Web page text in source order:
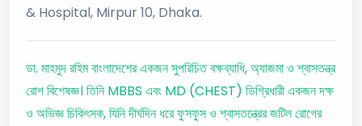
& Hospital, Mirpur 10, Dhaka.
ডা. মাহমুদ রহিম বাংলাদেশের একজন সুপরিচিত বক্ষব্যাধি, অ্যাজমা ও শ্বাসতন্ত্র
রোগ বিশেষজ্ঞ। তিনি MBBS এবং MD (CHEST) ডিগ্রিধারী একজন দক্ষ
ও অভিজ্ঞ চিকিৎসক, যিনি দীর্ঘদিন ধরে ফুসফুস ও শ্বাসতন্ত্রের জটিল রোগের